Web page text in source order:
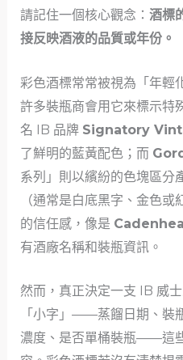
請記住一個核心觀念： 酒標
接反映酒液的品質或年份。
彩色酒標常常被視為「年輕
許多裝瓶商會用它來標示特
名 IB 品牌 Signatory
了鮮明的藍黃配色；而
系列」則以繽紛的色塊區分
（通常是白底黑字、金色
的信任感，像是
有酒廠名稱和裝瓶資訊。
然而，真正決定一支 IB 威
「小字」——蒸餾日期、裝
濃度、是否單桶裝瓶——這